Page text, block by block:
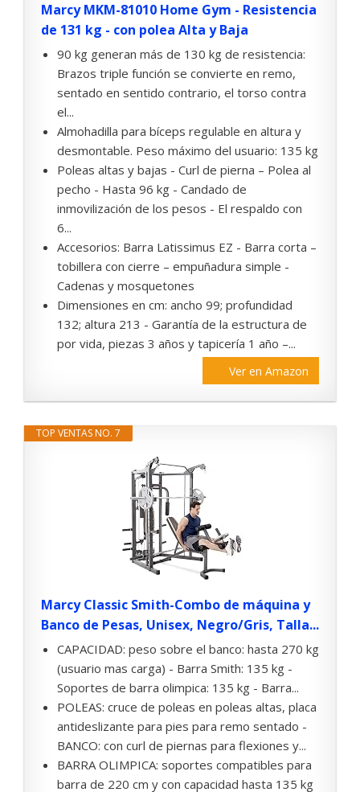
Marcy MKM-81010 Home Gym - Resistencia
de 131 kg - con polea Alta y Baja
90 kg generan más de 130 kg de resistencia:
Brazos triple función se convierte en remo,
sentado en sentido contrario, el torso contra
el...
Almohadilla para bíceps regulable en altura y
desmontable. Peso máximo del usuario: 135 kg
Poleas altas y bajas - Curl de pierna – Polea al
pecho - Hasta 96 kg - Candado de
inmovilización de los pesos - El respaldo con
6...
Accesorios: Barra Latissimus EZ - Barra corta –
tobillera con cierre – empuñadura simple -
Cadenas y mosquetones
Dimensiones en cm: ancho 99; profundidad
132; altura 213 - Garantía de la estructura de
por vida, piezas 3 años y tapicería 1 año –...
Ver en Amazon
TOP VENTAS NO. 7
Marcy Classic Smith-Combo de máquina y
Banco de Pesas, Unisex, Negro/Gris, Talla...
CAPACIDAD: peso sobre el banco: hasta 270 kg
(usuario mas carga) - Barra Smith: 135 kg -
Soportes de barra olimpica: 135 kg - Barra...
POLEAS: cruce de poleas en poleas altas, placa
antideslizante para pies para remo sentado -
BANCO: con curl de piernas para flexiones y...
BARRA OLIMPICA: soportes compatibles para
barra de 220 cm y con capacidad hasta 135 kg